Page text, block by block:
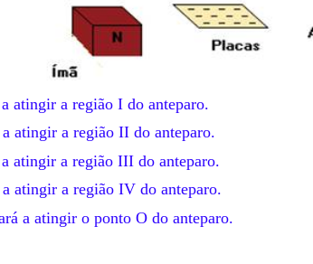
a atingir a região I do anteparo.
a atingir a região II do anteparo.
a atingir a região III do anteparo.
a atingir a região IV do anteparo.
a atingir o ponto O do anteparo.